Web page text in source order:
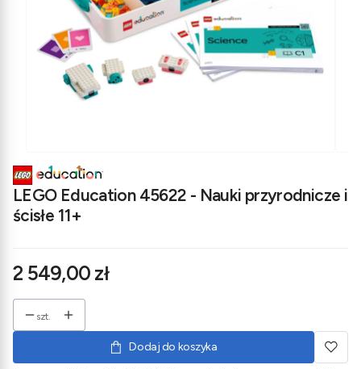
LEGO Education 45622 - Nauki przyrodnicze i
ścisłe 11+
Cena
2 549,00 zł
szt.
Dodaj do koszyka